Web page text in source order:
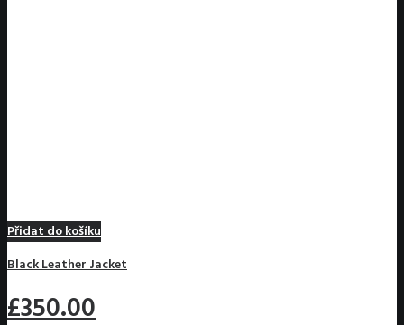
Přidat do košíku
Black Leather Jacket
£350.00